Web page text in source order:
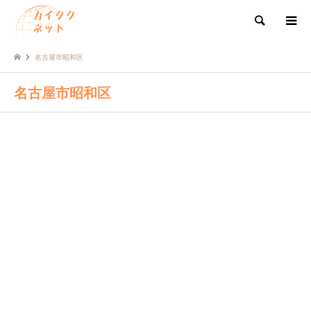
検索
名古屋市昭和区
名古屋市昭和区